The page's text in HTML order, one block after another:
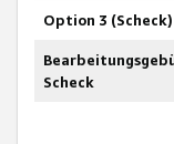
Option 3 (Scheck)
Scheck